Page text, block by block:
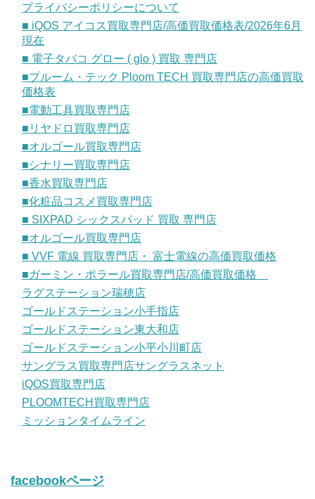
プライバシーポリシーについて
■ iQOS アイコス買取専門店/高価買取価格表/2026年6月
現在
■ 電子タバコ グロー ( glo ) 買取 専門店
■プルーム・テック Ploom TECH 買取専門店の高価買取
価格表
■電動工具買取専門店
■リヤドロ買取専門店
■オルゴール買取専門店
■シナリー買取専門店
■香水買取専門店
■化粧品コスメ買取専門店
■ SIXPAD シックスパッド 買取 専門店
■オルゴール買取専門店
■ VVF 電線 買取専門店・ 富士電線の高価買取価格
■ガーミン・ポラール買取専門店/高価買取価格
ラグステーション瑞穂店
ゴールドステーション小手指店
ゴールドステーション東大和店
ゴールドステーション小平小川町店
サングラス買取専門店サングラスネット
iQOS買取専門店
PLOOMTECH買取専門店
ミッションタイムライン
facebookページ